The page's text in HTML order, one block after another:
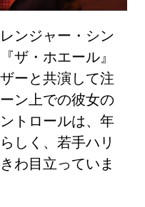
ンジャー・シン
ザ・ホエール』
ーと共演して注
ン上での彼女の
トロールは、年
しく、若手ハリ
わ目立っていま